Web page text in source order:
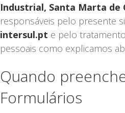
Industrial, Santa Marta de
responsáveis pelo presente
intersul.pt e pelo
pessoais como explicamos
Quando
Formulários